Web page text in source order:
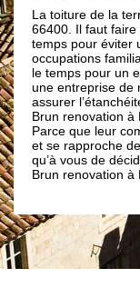
de la terrasse
faut faire un
éviter une fuite
familiales, il est
pour un entretien
de nettoyage et
de votre
à Reynes,
leur compétence
de plus en
de décider mais un
à Reynes qu’il